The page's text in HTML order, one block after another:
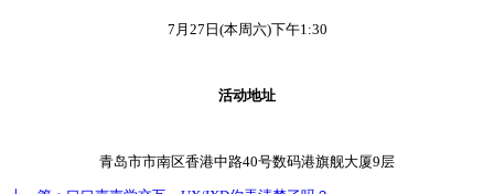
7月27日(本周六)下午1:30
活动地址
青岛市市南区香港中路40号数码港旗舰大厦9层